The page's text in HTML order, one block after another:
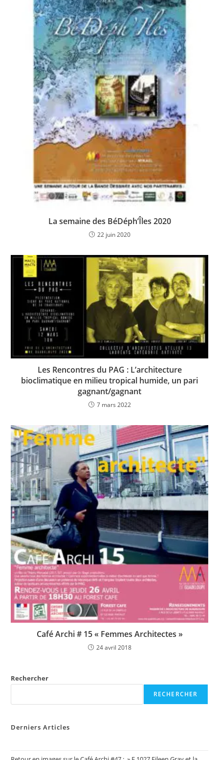
La semaine des BéDéph’Îles 2020
22 juin 2020
Les Rencontres du PAG : L’architecture
bioclimatique en milieu tropical humide, un pari
gagnant/gagnant
7 mars 2022
Café Archi # 15 « Femmes Architectes »
24 avril 2018
Rechercher
RECHERCHER
Derniers Articles